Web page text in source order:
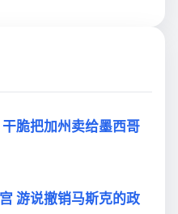
脆把加州卖给墨西哥
游说撤销马斯克的政